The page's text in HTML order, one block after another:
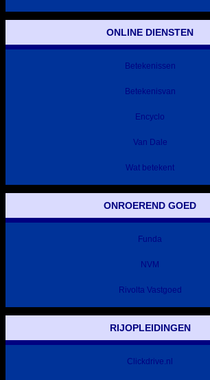
ONLINE DIENSTEN
Betekenissen
Betekenisvan
Encyclo
Van Dale
Wat betekent
ONROEREND GOED
Funda
NVM
Rivolta Vastgoed
RIJOPLEIDINGEN
Clickdrive.nl